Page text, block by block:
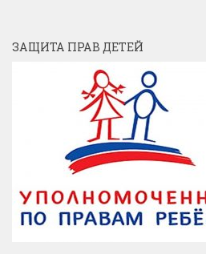
ЗАЩИТА ПРАВ ДЕТЕЙ